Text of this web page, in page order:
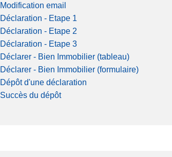
Modification email
Déclaration - Etape 1
Déclaration - Etape 2
Déclaration - Etape 3
Déclarer - Bien Immobilier (tableau)
Déclarer - Bien Immobilier (formulaire)
Dépôt d'une déclaration
Succès du dépôt